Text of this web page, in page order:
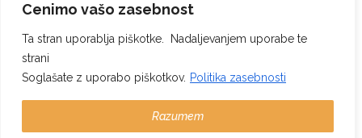
Cenimo vašo zasebnost
Ta stran uporablja piškotke. Nadaljevanjem uporabe te
strani
Soglašate z uporabo piškotkov. Politika zasebnosti
Razumem
PODPORA
SPLOŠNI POGOJI UPORABE